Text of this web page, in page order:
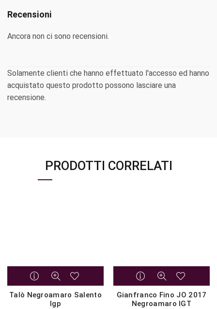
Recensioni
Ancora non ci sono recensioni.
Solamente clienti che hanno effettuato l'accesso ed hanno
acquistato questo prodotto possono lasciare una
recensione.
PRODOTTI CORRELATI
Talò Negroamaro Salento
Igp
Gianfranco Fino JO 2017
Negroamaro IGT